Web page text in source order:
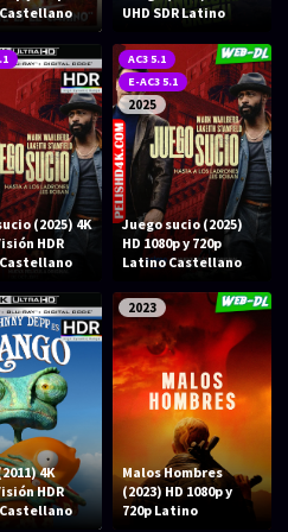
Ciencia ficción
Crimen
Drama
Suspenso
Romance
Musical
Series 4K HDR
2160p 4K SDR
UHD SDR Latino
(2025) 4K
HDR
AC3 5.1
E-AC3 5.1
2025
Juego sucio (2025)
HD 1080p y 720p
Latino Castellano
4K
HDR
2023
Malos Hombres
(2023) HD 1080p y
720p Latino